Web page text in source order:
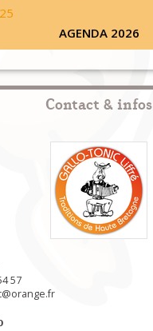
AGENDA 2026
Contact & infos
57